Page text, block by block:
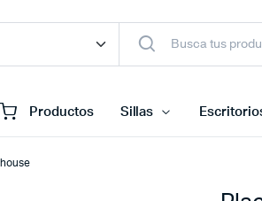
Productos Sillas